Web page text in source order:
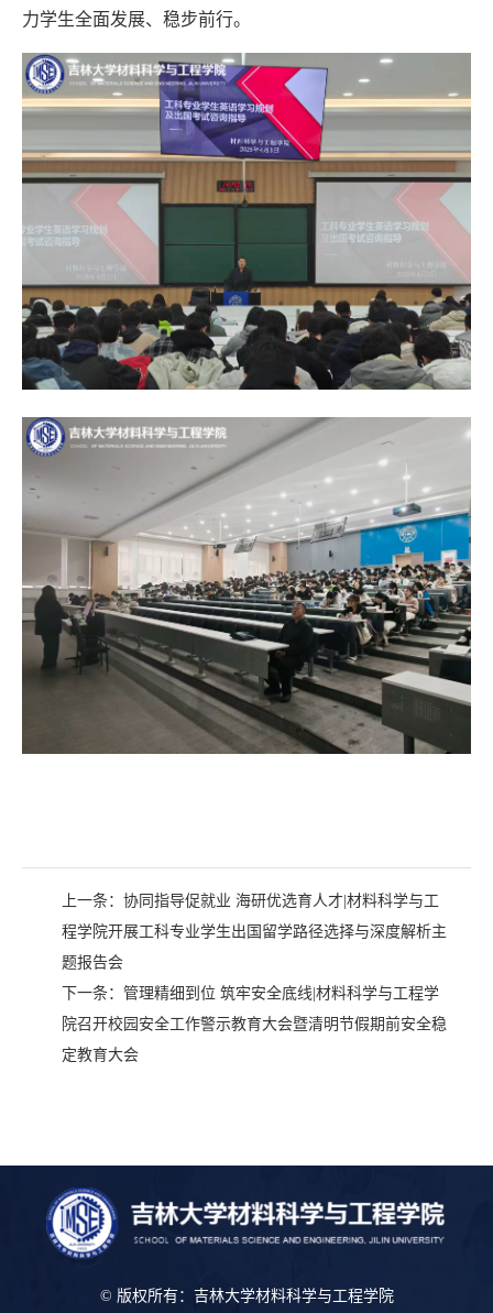
力学生全面发展、稳步前行。
上一条： 协同指导促就业 海研优选育人才|材料科学与工
程学院开展工科专业学生出国留学路径选择与深度解析主
题报告会
下一条： 管理精细到位 筑牢安全底线|材料科学与工程学
院召开校园安全工作警示教育大会暨清明节假期前安全稳
定教育大会
© 版权所有：吉林大学材料科学与工程学院